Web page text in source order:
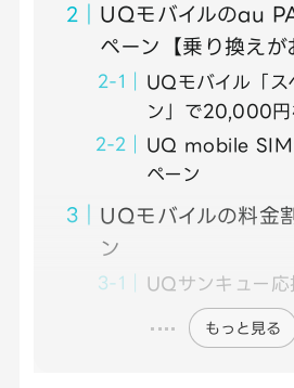
UQモバイルのau
ペーン【乗り換えが
UQモバイル「ス
ン」で20,000円
UQ mobile SIM
ペーン
UQモバイルの料金
ン
UQサンキュー応
もっと見る